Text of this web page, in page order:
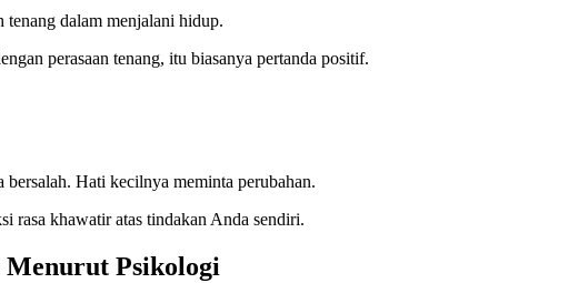
dalam menjalani hidup.
perasaan tenang, itu biasanya pertanda positif.
bersalah. Hati kecilnya meminta perubahan.
rasa khawatir atas tindakan Anda sendiri.
Psikologi